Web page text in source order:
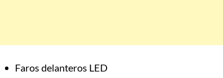
Faros delanteros LED